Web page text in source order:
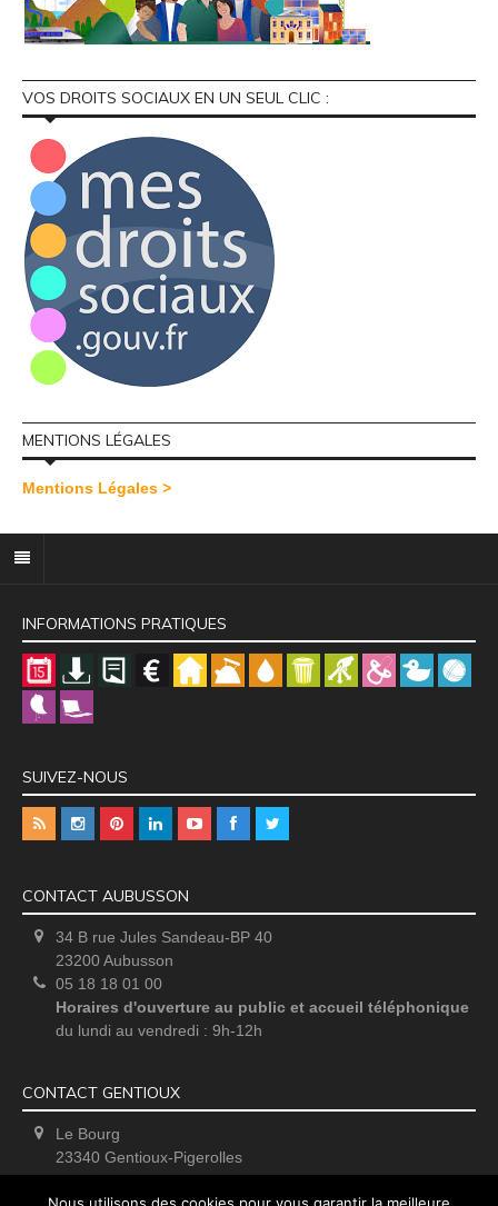
VOS DROITS SOCIAUX EN UN SEUL CLIC :
MENTIONS LÉGALES
Mentions Légales >
INFORMATIONS PRATIQUES
SUIVEZ-NOUS
CONTACT AUBUSSON
34 B rue Jules Sandeau-BP 40
23200 Aubusson
05 18 18 01 00
Horaires d'ouverture au public et accueil téléphonique
du lundi au vendredi : 9h-12h
CONTACT GENTIOUX
Le Bourg
23340 Gentioux-Pigerolles